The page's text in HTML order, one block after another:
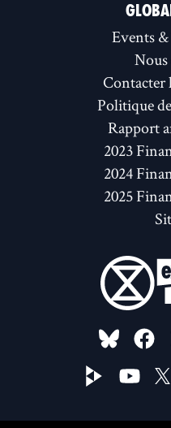
Events
Contacter
Politique
Rapport
2023
2024
2025